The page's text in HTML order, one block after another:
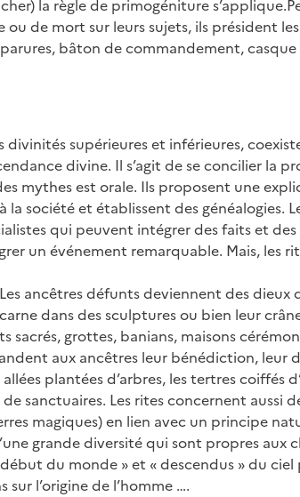
la règle de primogéniture
de mort sur leurs sujets, ils président
bâton de commandement,
divinités supérieures et inférieures,
divine. Il s’agit de se concilier la
mythes est orale. Ils proposent une
société et établissent des généalogies.
qui peuvent intégrer des faits et
un événement remarquable. Mais, les
ancêtres défunts deviennent des
dans des sculptures ou bien leur
sacrés, grottes, banians, maisons
aux ancêtres leur bénédiction, leur
plantées d’arbres, les tertres coiffés
sanctuaires. Les rites concernent aussi
magiques) en lien avec un principe
grande diversité qui sont propres aux
du monde » et « descendus » du
l’origine de l’homme ….